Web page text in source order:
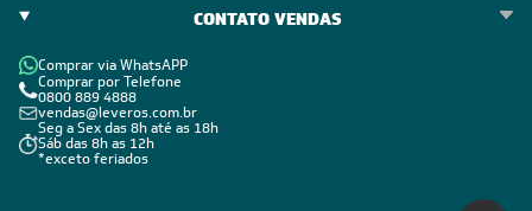
CONTATO VENDAS
Comprar via WhatsAPP
Comprar por Telefone
0800 889 4888
vendas@leveros.com.br
Seg a Sex das 8h até as 18h
Sáb das 8h as 12h
*exceto feriados